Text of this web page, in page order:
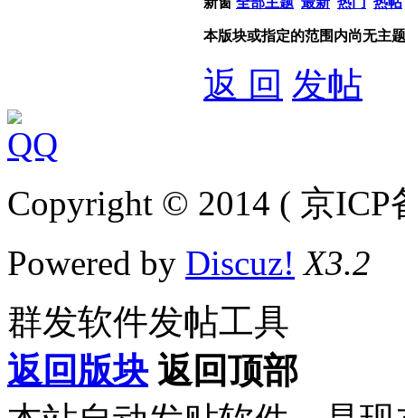
本版块或指定的范围内尚无主题
返 回 发帖
Copyright © 2014 ( 京ICP
Powered by Discuz! X3.2
群发软件发帖工具
返回版块 返回顶部